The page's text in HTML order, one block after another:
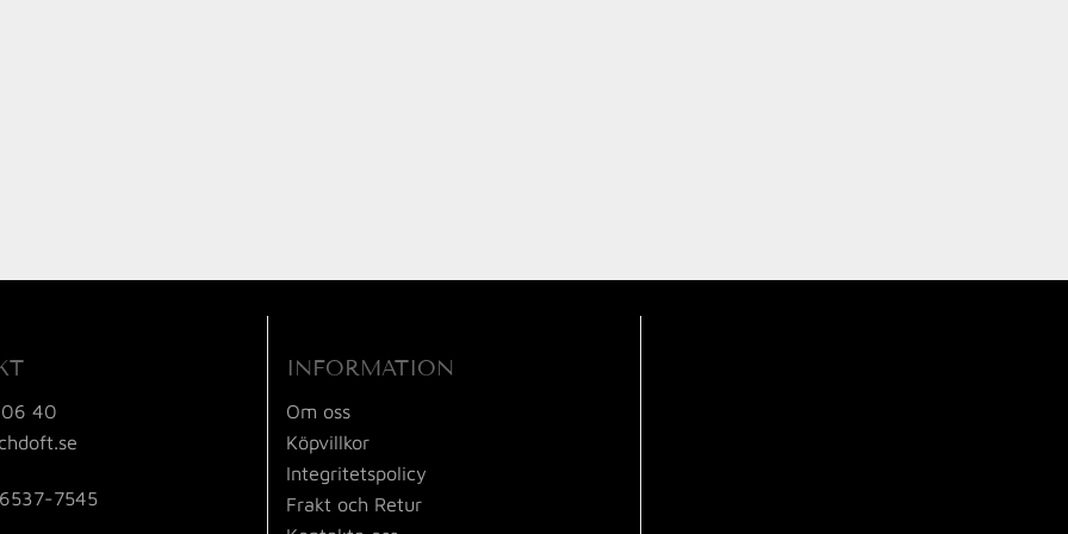
40
7545
INFORMATION
Om oss
Köpvillkor
Integritetspolicy
Frakt och Retur